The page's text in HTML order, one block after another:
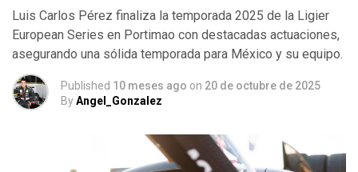
Luis Carlos Pérez finaliza la temporada 2025 de la Ligier
European Series en Portimao con destacadas actuaciones,
asegurando una sólida temporada para México y su equipo.
Published 10 meses ago on 20 de octubre de 2025
ByAngel_Gonzalez